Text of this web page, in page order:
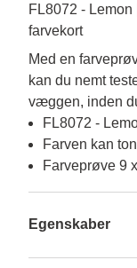
FL8072 -
farvekort
Med en
kan du nemt
væggen, inden
FL8072 -
Farven kan
Farveprøve 9
Egenskaber